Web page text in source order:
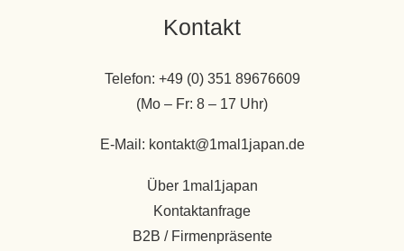
Kontakt
Telefon: +49 (0) 351 89676609
(Mo – Fr: 8 – 17 Uhr)
E-Mail: kontakt@1mal1japan.de
Über 1mal1japan
Kontaktanfrage
B2B / Firmenpräsente